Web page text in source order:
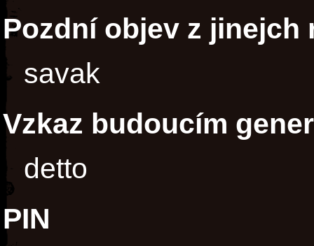
Pozdní objev z jinejch
savak
Vzkaz budoucím
detto
PIN